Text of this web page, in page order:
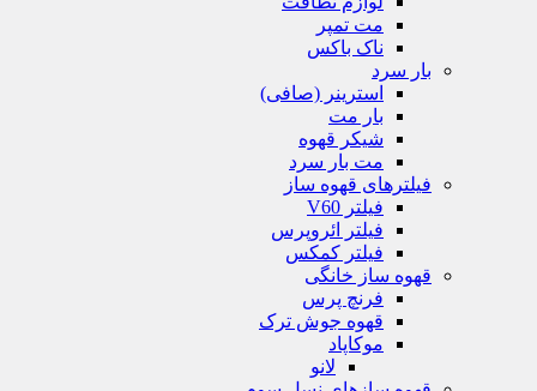
مت تمپر
ناک باکس
بار سرد
استرینر (صافی)
بار مت
شیکر قهوه
مت بار سرد
فیلترهای قهوه ساز
فیلتر V60
فیلتر ائروپرس
فیلتر کمکس
قهوه ساز خانگی
فرنچ پرس
قهوه جوش ترک
موکاپاد
لانو